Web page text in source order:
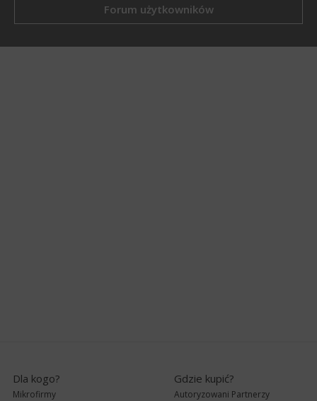
Forum użytkowników
Dla kogo?
Mikrofirmy
Gdzie kupić?
Autoryzowani Partnerzy